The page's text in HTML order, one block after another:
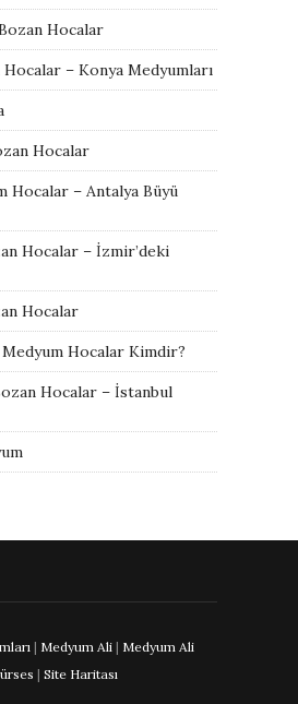
Hocalar
– Konya Medyumları
Hocalar
Hocalar – Antalya Büyü
Hocalar – İzmir’deki
Hocalar
Hocalar Kimdir?
Hocalar – İstanbul
| Medyum Ali | Medyum Ali
| Site Haritası